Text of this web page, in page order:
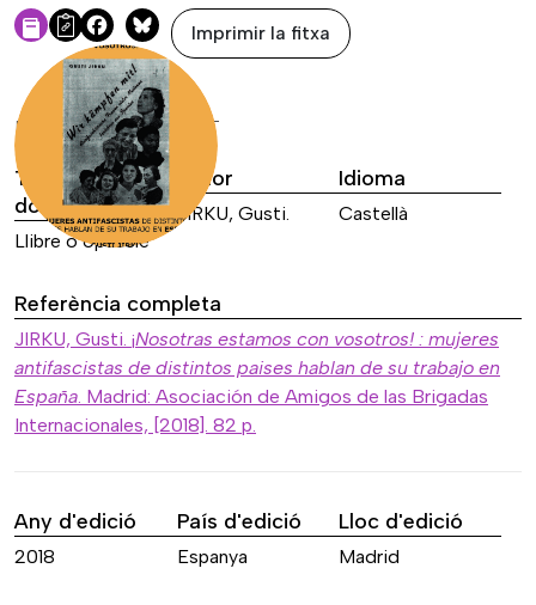
Facebook
Bluesky
Imprimir la fitxa
DADES DE LA FONT
Tipus de font
documental
Llibre o opuscle
Autor
JIRKU, Gusti.
Idioma
Castellà
Referència completa
JIRKU, Gusti. ¡Nosotras estamos con vosotros! : mujeres
antifascistas de distintos paises hablan de su trabajo en
España. Madrid: Asociación de Amigos de las Brigadas
Internacionales, [2018]. 82 p.
Any d'edició
2018
País d'edició
Espanya
Lloc d'edició
Madrid